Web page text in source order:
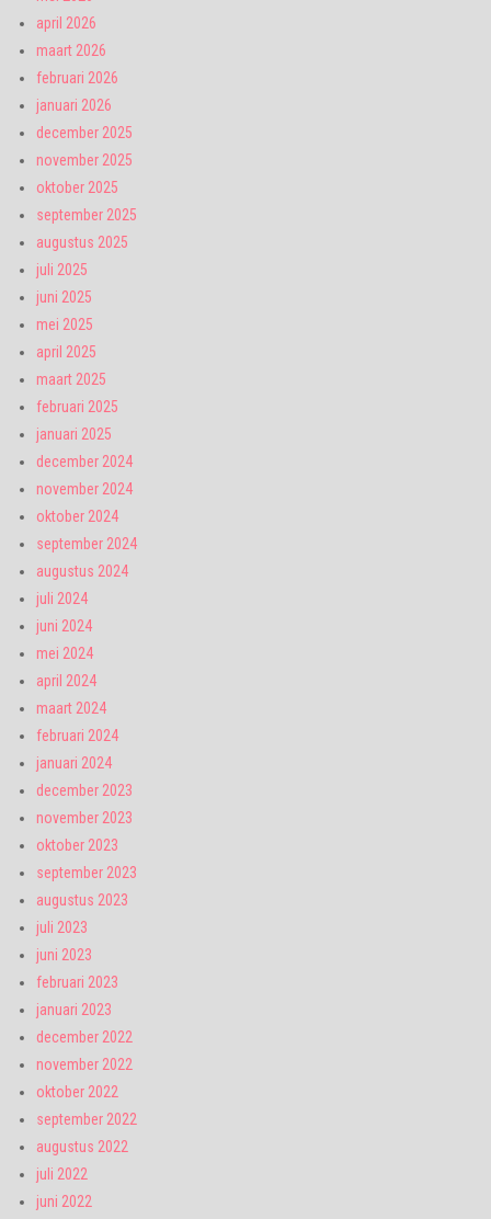
april 2026
maart 2026
februari 2026
januari 2026
december 2025
november 2025
oktober 2025
september 2025
augustus 2025
juli 2025
juni 2025
mei 2025
april 2025
maart 2025
februari 2025
januari 2025
december 2024
november 2024
oktober 2024
september 2024
augustus 2024
juli 2024
juni 2024
mei 2024
april 2024
maart 2024
februari 2024
januari 2024
december 2023
november 2023
oktober 2023
september 2023
augustus 2023
juli 2023
juni 2023
februari 2023
januari 2023
december 2022
november 2022
oktober 2022
september 2022
augustus 2022
juli 2022
juni 2022